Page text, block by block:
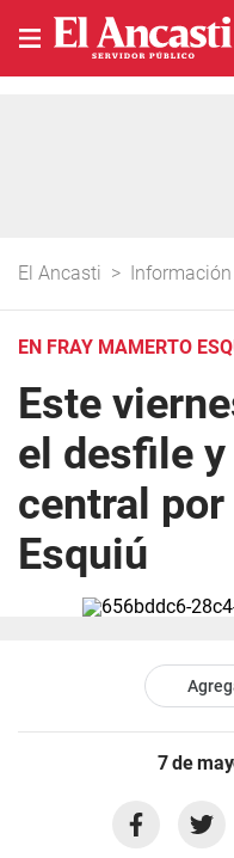
El Ancasti > Información
EN FRAY MAMERTO
Este
el desfile
central
Esquiú
7 de